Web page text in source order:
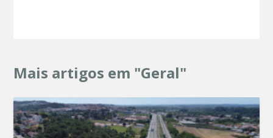
Mais artigos em "Geral"